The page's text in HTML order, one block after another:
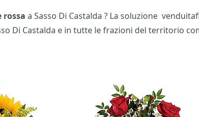
rossa a Sasso Di Castalda ? La soluzione
Di Castalda e in tutte le frazioni del territorio